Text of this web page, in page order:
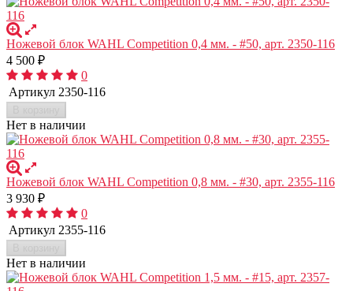
Ножевой блок WAHL Competition 0,4 мм. - #50, арт. 2350-116
4 500 ₽
0
Артикул 2350-116
Нет в наличии
Ножевой блок WAHL Competition 0,8 мм. - #30, арт. 2355-116
3 930 ₽
0
Артикул 2355-116
Нет в наличии